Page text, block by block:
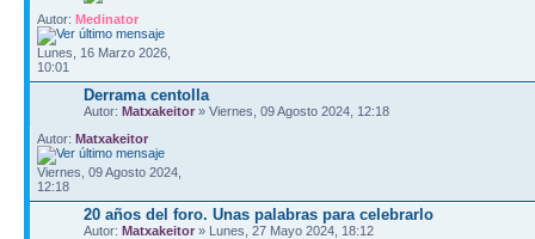
Autor: Medinator
Lunes, 16 Marzo 2026,
10:01
Derrama centolla
Autor: Matxakeitor » Viernes, 09 Agosto 2024, 12:18
Autor: Matxakeitor
Viernes, 09 Agosto 2024,
12:18
20 años del foro. Unas palabras para celebrarlo
Autor: Matxakeitor » Lunes, 27 Mayo 2024, 18:12